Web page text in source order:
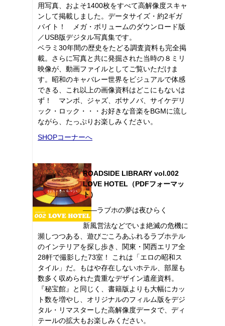
用写真、およそ1400枚をすべて高解像度スキャ
ンして掲載しました。データサイズ・約2ギガ
バイト！ メガ・ボリュームのダウンロード版
／USB版デジタル写真集です。
ベラミ30年間の歴史をたどる調査資料も完全掲
載。さらに写真と共に発掘された当時の８ミリ
映像が、動画ファイルとしてご覧いただけま
す。昭和のキャバレー世界をビジュアルで体感
できる、これ以上の画像資料はどこにもないは
ず！ マンボ、ジャズ、ボサノバ、サイケデリ
ック・ロック・・・お好きな音楽をBGMに流し
ながら、たっぷりお楽しみください。
SHOPコーナーへ
ROADSIDE LIBRARY vol.002
LOVE HOTEL（PDFフォーマッ
ト）
――ラブホの夢は夜ひらく
新風営法などでいま絶滅の危機に
瀕しつつある、遊びごころあふれるラブホテル
のインテリアを探し歩き、関東・関西エリア全
28軒で撮影した73室！ これは「エロの昭和ス
タイル」だ。もはや存在しないホテル、部屋も
数多く収められた貴重なデザイン遺産資料。
『秘宝館』と同じく、書籍版よりも大幅にカッ
ト数を増やし、オリジナルのフィルム版をデジ
タル・リマスターした高解像度データで、ディ
テールの拡大もお楽しみください。